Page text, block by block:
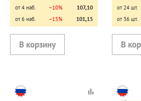
от 4 наб.
−10%
107,10
от 6 наб.
−15% 101,15
от 24 шт.
от 36 шт.